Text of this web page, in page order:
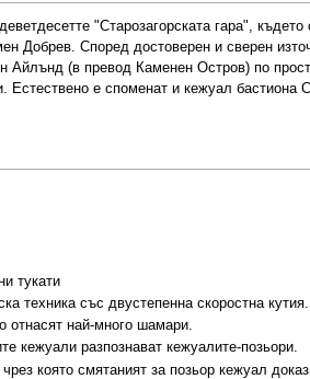
"Старозагорската гара",
Според достоверен и сверен
Айлънд (в превод Каменен Остров) по
е споменат и кежуал бастиона
тукати
техника със двустепенна скоростна кутия.
отнасят най-много шамари.
кежуали разпознават кежуалите-позьори.
която смятаният за позьор кежуал